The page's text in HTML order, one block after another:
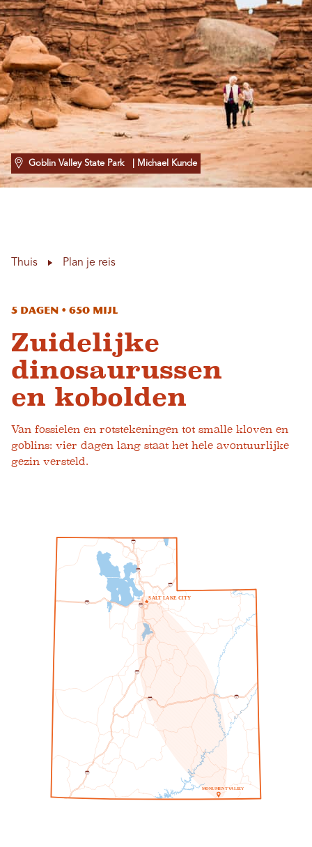
Goblin Valley State Park | Michael Kunde
Thuis Plan je reis
5 dagen • 650 mijl
Zuidelijke
dinosaurussen
en kobolden
Van fossielen en rotstekeningen tot smalle kloven en
goblins: vier dagen lang staat het hele avontuurlijke
gezin versteld.
SALTLAKECITY
70
70
15
8 0
215
15
80
15
MONUMENTVALLEY